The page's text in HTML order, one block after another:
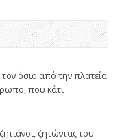
όσιο από την πλατεία
που κάτι
ζητώντας του